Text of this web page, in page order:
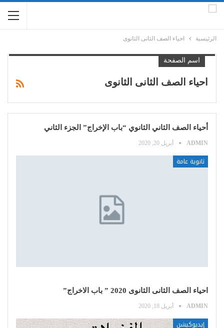
الرئيسية احياء الصف الثانى الثانوى
اسم الصفحة
احياء الصف الثانى الثانوى
أحياء الصف الثاني الثانوي “باب الإخراج” الجزء الثاني
ADMIN أبريل 20, 2020
ثانوية عامة
احياء الصف الثانى الثانوى 2020 ” باب الاخراج”
ADMIN أبريل 18, 2020
إيديوكيشن